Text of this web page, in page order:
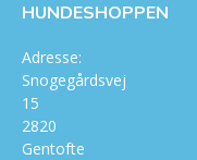
HUNDESHOPPEN
Adresse:
Snogegårdsvej
15
2820
Gentofte